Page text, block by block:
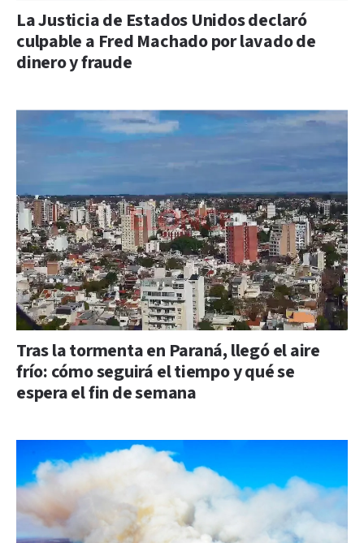
La Justicia de Estados Unidos declaró
culpable a Fred Machado por lavado de
dinero y fraude
Tras la tormenta en Paraná, llegó el aire
frío: cómo seguirá el tiempo y qué se
espera el fin de semana